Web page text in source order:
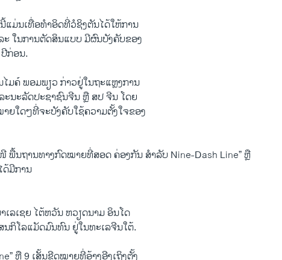
ແມ່ນເທື່ອທຳອິດທີ່ວໍຊິງຕັນໄດ້ໃຫ້ການ
ໃນການຕັດສິນແບບ ມີຜົນບັງຄັບຂອງ
ກ່ອນ.
ມຄ໌ ພອມພຽວ ກ່າວຢູ່ໃນຖະແຫຼງການ
ະນະລັດປະຊາຊົນຈີນ ຫຼື ສປ ຈີນ ໂດຍ
ຍໃດໆທີ່ຈະບັງຄັບໃຊ້ຄວາມຕັ້ງໃຈຂອງ
ພື້ນຖານທາງກົດໝາຍທີ່ສອດ ຄ່ອງກັນ ສຳລັບ Nine-Dash Line” ຫຼື
ດ້ມີການ
ລເຊຍ ໄຕ້ຫວັນ ຫວຽດນາມ ອິນໂດ
ກິໂລແມັດມົນທົນ ຢູ່ໃນທະເລຈີນໃຕ້.